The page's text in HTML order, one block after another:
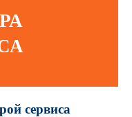
сервиса